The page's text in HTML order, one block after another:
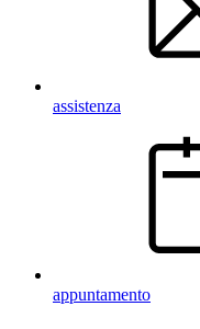
assistenza
appuntamento